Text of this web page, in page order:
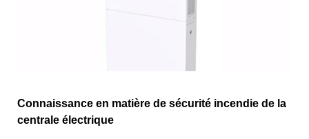
Connaissance en matière de sécurité incendie de la
centrale électrique